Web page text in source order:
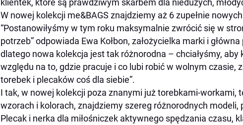
klientek, które są prawdziwym skarbem dla niedużych,
W nowej kolekcji me&BAGS znajdziemy aż 6 zupełnie
“Postanowiłyśmy w tym roku maksymalnie zwrócić się w
potrzeb” odpowiada Ewa Kołbon, założycielka marki i
dlatego nowa kolekcja jest tak różnorodna – chciałyśmy, aby
względu na to, gdzie pracuje i co lubi robić w wolnym czasie,
torebek i plecaków coś dla siebie”.
I tak, w nowej kolekcji poza znanymi już torebkami-workami,
wzorach i kolorach, znajdziemy szereg różnorodnych modeli,
Plecak i nerka dla miłośniczek aktywnego spędzania czasu,